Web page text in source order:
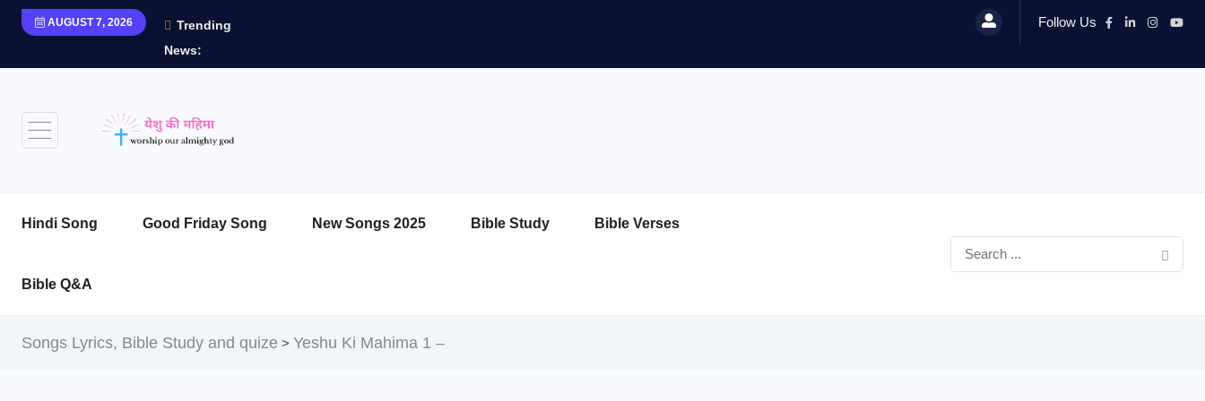
AUGUST 7, 2026
Trending
News:
Follow Us
Hindi Song Good Friday Song New Songs 2025 Bible Study Bible Verses
Bible Q&A
Songs Lyrics, Bible Study and quize > Yeshu Ki Mahima 1 –